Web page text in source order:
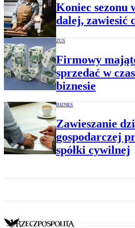
Koniec sezonu
dalej, zawiesić
ZUS
Firmowy
sprzedać w
biznesie
BIZNES
Zawieszanie
gospodarczej
spółki cywilnej